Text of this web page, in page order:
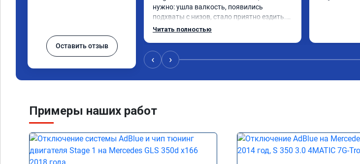
Оставить отзыв
нужно: ушла валкость, появились
подхваты с низов, стало приятно ездить.
Одни из лучших трат, в авто! 🔥
Читать полностью
‹ ›
Примеры наших работ